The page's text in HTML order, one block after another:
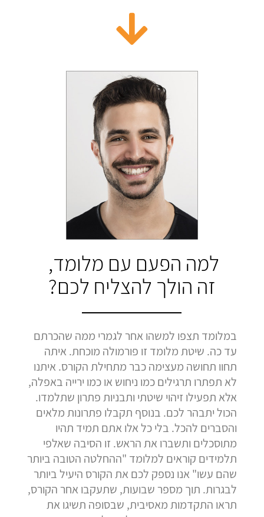
למה הפעם עם מלומד,
זה הולך להצליח לכם?
במלומד תצפו למשהו אחר לגמרי ממה שהכרתם
עד כה. שיטת מלומד זו פורמולה מוכחת. איתה
תחוו תחושה מעצימה כבר מתחילת הקורס. איתנו
לא תפתרו תרגילים כמו ניחוש או כמו ירייה באפלה,
אלא תפעילו זיהוי שיטתי ותבניות פתרון שתלמדו.
הכול יתבהר לכם. בנוסף תקבלו פתרונות מלאים
והסברים להכל. בלי כל אלו אתם תמיד תהיו
מתוסכלים ותשברו את הראש. זו הסיבה שאלפי
תלמידים קוראים למלומד "ההחלטה הטובה ביותר
שהם עשו" אנו נספק לכם את הקורס היעיל ביותר
לבגרות. תוך מספר שבועות, שתעקבו אחר הקורס,
תראו התקדמות מאסיבית, שבסופה תשיגו את